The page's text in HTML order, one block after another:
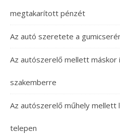
megtakarított pénzét
Az autó szeretete a
Az autószerelő mellett máskor
szakemberre
Az autószerelő műhely mellett
telepen